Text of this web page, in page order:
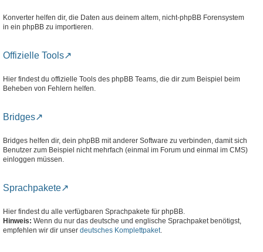
Konverter helfen dir, die Daten aus deinem altem, nicht-phpBB Forensystem
in ein phpBB zu importieren.
Offizielle Tools
Hier findest du offizielle Tools des phpBB Teams, die dir zum Beispiel beim
Beheben von Fehlern helfen.
Bridges
Bridges helfen dir, dein phpBB mit anderer Software zu verbinden, damit sich
Benutzer zum Beispiel nicht mehrfach (einmal im Forum und einmal im CMS)
einloggen müssen.
Sprachpakete
Hier findest du alle verfügbaren Sprachpakete für phpBB.
Hinweis: Wenn du nur das deutsche und englische Sprachpaket benötigst,
empfehlen wir dir unser deutsches Komplettpaket.